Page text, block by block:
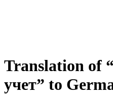
Translation of
учет” to